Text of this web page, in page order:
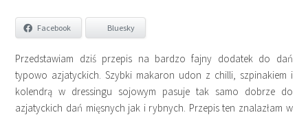
Facebook Bluesky
Przedstawiam dziś przepis na bardzo fajny dodatek do dań
typowo azjatyckich. Szybki makaron udon z chilli, szpinakiem i
kolendrą w dressingu sojowym pasuje tak samo dobrze do
azjatyckich dań mięsnych jak i rybnych. Przepis ten znalazłam w